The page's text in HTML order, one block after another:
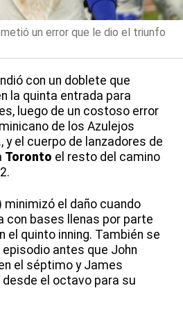
un error que le dio el triunfo
con un doblete que
la quinta entrada para
luego de un costoso error
de los Azulejos
y el cuerpo de lanzadores de
Toronto el resto del camino
minimizó el daño cuando
con bases llenas por parte
el quinto inning. También se
antes que John
el séptimo y James
el octavo para su